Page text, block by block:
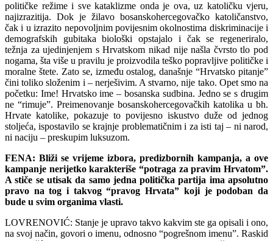
političke režime i sve kataklizme onda je ova, uz katoličku vjeru,
najizrazitija. Dok je žilavo bosanskohercegovačko katoličanstvo,
čak i u izrazito nepovoljnim povijesnim okolnostima diskriminacije i
demografskih gubitaka biološki opstajalo i čak se regeneriralo,
težnja za ujedinjenjem s Hrvatskom nikad nije našla čvrsto tlo pod
nogama, šta više u pravilu je proizvodila teško popravljive političke i
moralne štete. Zato se, između ostalog, današnje “Hrvatsko pitanje”
čini toliko složenim i – nerješivim. A stvarno, nije tako. Opet smo na
početku: Ime! Hrvatsko ime – bosanska sudbina. Jedno se s drugim
ne “rimuje”. Preimenovanje bosanskohercegovačkih katolika u bh.
Hrvate katolike, pokazuje to povijesno iskustvo duže od jednog
stoljeća, ispostavilo se krajnje problematičnim i za isti taj – ni narod,
ni naciju – preskupim luksuzom.
FENA: Bliži se vrijeme izbora, predizbornih kampanja, a ove
kampanje nerijetko karakteriše “potraga za pravim Hrvatom”.
A stiče se utisak da samo jedna politička partija ima apsolutno
pravo na tog i takvog “pravog Hrvata” koji je podoban da
bude u svim organima vlasti.
LOVRENOVIĆ: Stanje je upravo takvo kakvim ste ga opisali i ono,
na svoj način, govori o imenu, odnosno “pogrešnom imenu”. Raskid